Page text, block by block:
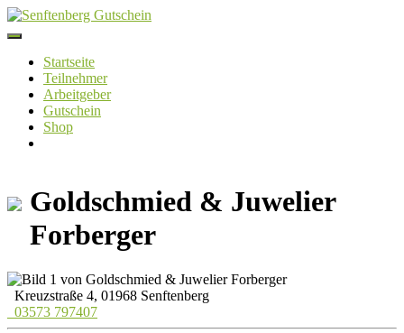
Skip
to
Startseite
Teilnehmer
Arbeitgeber
Gutschein
Shop
Goldschmied & Juwelier
Forberger
Kreuzstraße 4, 01968 Senftenberg
03573 797407